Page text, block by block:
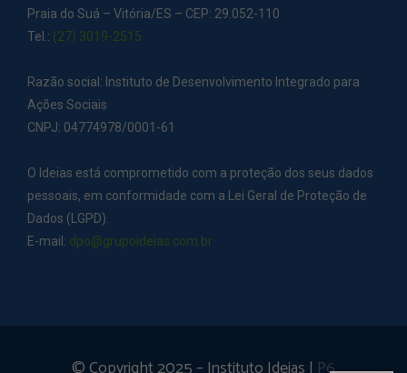
Praia do Suá – Vitória/ES – CEP: 29.052-110
Tel.: (27) 3019-2515
Razão social: Instituto de Desenvolvimento Integrado para
Ações Sociais
CNPJ: 04774978/0001-61
O Ideias está comprometido com a proteção dos seus dados
pessoais, em conformidade com a Lei Geral de Proteção de
Dados (LGPD).
E-mail: dpo@grupoideias.com.br